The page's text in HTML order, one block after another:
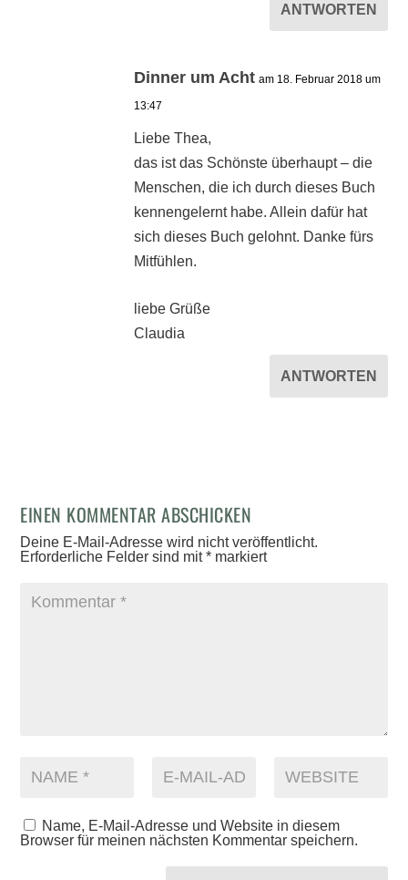
ANTWORTEN
Dinner um Acht am 18. Februar 2018 um
13:47
Liebe Thea,
das ist das Schönste überhaupt – die
Menschen, die ich durch dieses Buch
kennengelernt habe. Allein dafür hat
sich dieses Buch gelohnt. Danke fürs
Mitfühlen.
liebe Grüße
Claudia
ANTWORTEN
EINEN KOMMENTAR ABSCHICKEN
Deine E-Mail-Adresse wird nicht veröffentlicht.
Erforderliche Felder sind mit* markiert
Name, E-Mail-Adresse und Website in diesem
Browser für meinen nächsten Kommentar speichern.